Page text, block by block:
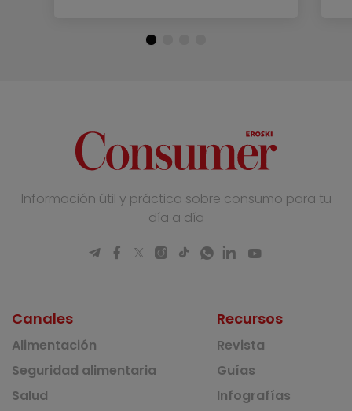
Información útil y práctica sobre consumo para tu
día a día
Canales
Alimentación
Seguridad alimentaria
Salud
Recursos
Revista
Guías
Infografías